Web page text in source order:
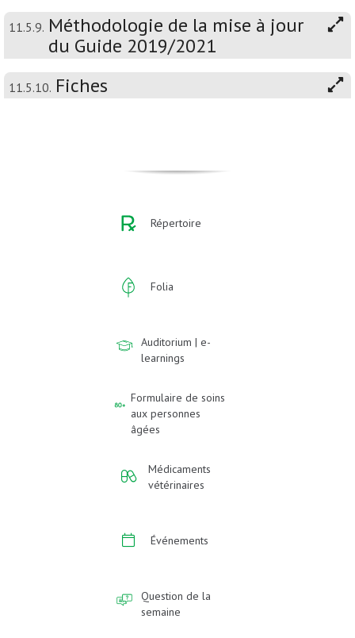
11.5.9. Méthodologie de la mise à jour
du Guide 2019/2021
11.5.10. Fiches
Répertoire
Folia
Auditorium | e-
learnings
Formulaire de soins
aux personnes
âgées
Médicaments
vétérinaires
Événements
Question de la
semaine